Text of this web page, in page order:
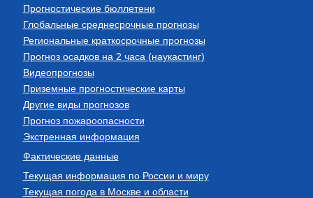
Прогностические бюллетени
Глобальные среднесрочные прогнозы
Региональные краткосрочные прогнозы
Прогноз осадков на 2 часа (наукастинг)
Видеопрогнозы
Приземные прогностические карты
Другие виды прогнозов
Прогноз пожароопасности
Экстренная информация
Фактические данные
Текущая информация по России и миру
Текущая погода в Москве и области